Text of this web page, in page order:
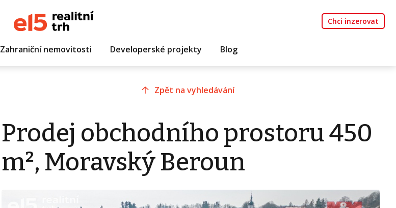
Chci inzerovat
Zahraniční nemovitosti Developerské projekty Blog
Zpět na vyhledávání
Prodej obchodního prostoru 450
m², Moravský Beroun